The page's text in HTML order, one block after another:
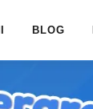
BLOG